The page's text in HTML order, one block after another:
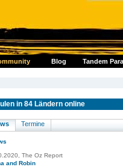
Blog Tandem
in 84 Ländern online
Termine
The Oz Report
and Robin